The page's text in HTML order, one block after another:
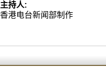
主持人:
香港电台新闻部制作